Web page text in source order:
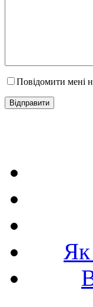
Повідомити мені
Як